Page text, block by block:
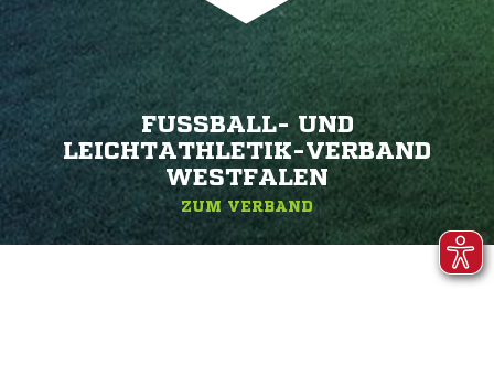
FUSSBALL- UND L
EICHTATHLETIK-VERBAND W
ESTFALEN
ZUM VERBAND